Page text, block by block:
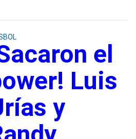
el
Luis
y